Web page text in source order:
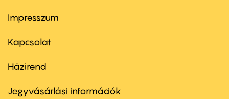
Footer
first
Impresszum
Kapcsolat
Footer
second
Házirend
Jegyvásárlási információk